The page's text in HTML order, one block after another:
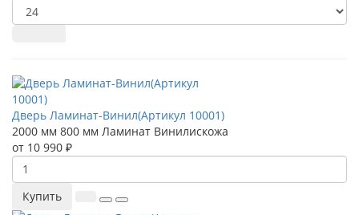
Дверь Ламинат-Винил(Артикул 10001)
2000 мм 800 мм Ламинат Винилискожа
от 10 990 ₽
Купить